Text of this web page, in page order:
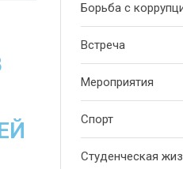
Борьба с
Встреча
Мероприятия
Спорт
Студенческая